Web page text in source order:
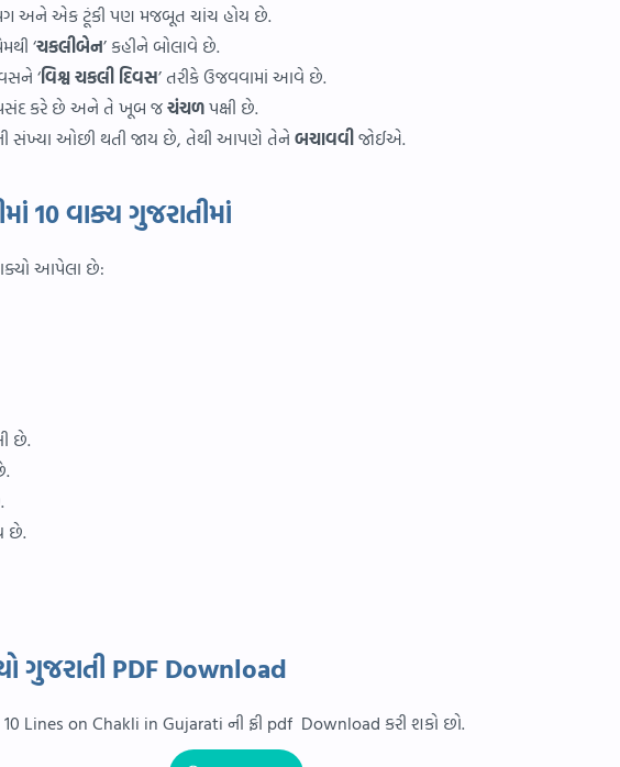
અને એક ટૂંકી પણ મજબૂત ચાંચ હોય છે.
‘ચકલીબેન’ કહીને બોલાવે છે.
‘વિશ્વ ચકલી દિવસ’ તરીકે ઉજવવામાં આવે છે.
પસંદ કરે છે અને તે ખૂબ જચંચળપક્ષી છે.
સંખ્યા ઓછી થતી જાય છે, તેથી આપણે તેને બચાવવીજોઈએ.
10 વાક્ય ગુજરાતીમાં
આપેલા છે:
છે.
છે.
ગુજરાતી PDF Download
Lines on Chakli in Gujarati ની ફ્રી pdf Download કરી શકો છો.